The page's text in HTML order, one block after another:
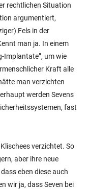
rechtlichen Situation
argumentiert,
Fels in der
man ja. In einem
Implantate”, um wie
Kraft alle
man verzichten
werden Sevens
fast
verzichtet. So
aber ihre neue
eben diese auch
wir ja, dass Seven bei